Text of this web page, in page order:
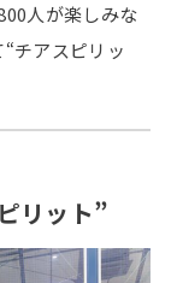
人が楽しみな
チアスピリッ
リット”